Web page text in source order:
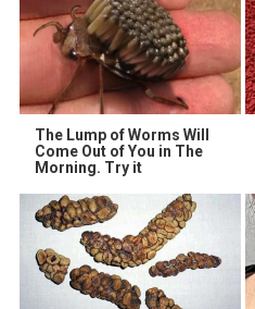
The Lump of Worms Will
Come Out of You in The
Morning. Try it